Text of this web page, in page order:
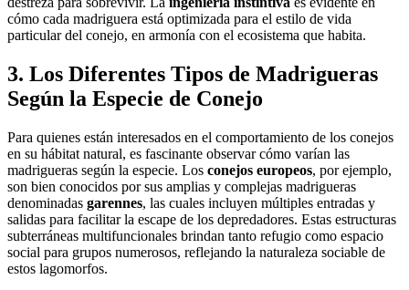
cómo cada madriguera está optimizada para el estilo de vida
particular del conejo, en armonía con el ecosistema que habita.
3. Los Diferentes Tipos de Madrigueras
Según la Especie de Conejo
Para quienes están interesados en el comportamiento de los conejos
en su hábitat natural, es fascinante observar cómo varían las
madrigueras según la especie. Los conejos europeos, por ejemplo,
son bien conocidos por sus amplias y complejas madrigueras
denominadas garennes, las cuales incluyen múltiples entradas y
salidas para facilitar la escape de los depredadores. Estas estructuras
subterráneas multifuncionales brindan tanto refugio como espacio
social para grupos numerosos, reflejando la naturaleza sociable de
estos lagomorfos.